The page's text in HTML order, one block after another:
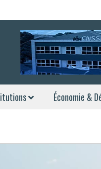
Économie &